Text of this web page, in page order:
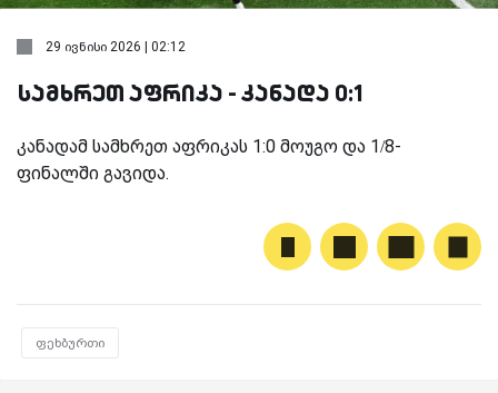
29 ივნისი 2026 | 02:12
სამხრეთ აფრიკა - კანადა 0:1
კანადამ სამხრეთ აფრიკას 1:0 მოუგო და 1/8-
ფინალში გავიდა.
ფეხბურთი